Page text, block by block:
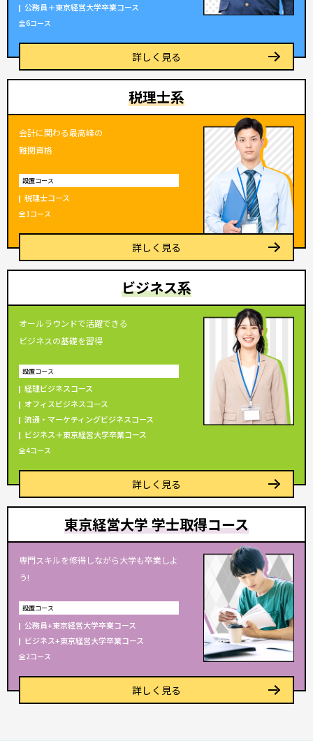
公務員＋東京経営大学卒業コース
全6コース
詳しく見る
税理士系
会計に関わる最高峰の
難関資格
設置コース
税理士コース
全1コース
詳しく見る
ビジネス系
オールラウンドで活躍できる
ビジネスの基礎を習得
設置コース
経理ビジネスコース
オフィスビジネスコース
流通・マーケティングビジネスコース
ビジネス＋東京経営大学卒業コース
全4コース
詳しく見る
東京経営大学 学士取得コース
専門スキルを修得しながら大学も卒業しよ
う!
設置コース
公務員+東京経営大学卒業コース
ビジネス+東京経営大学卒業コース
全2コース
詳しく見る